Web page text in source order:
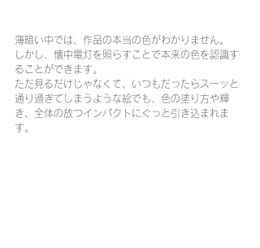
薄暗い中では、作品の本当の色がわかりません。
しかし、懐中電灯を照らすことで本来の色を認識す
ることができます。
ただ見るだけじゃなくて、いつもだったらスーッと
通り過ぎてしまうような絵でも、色の塗り方や輝
き、全体の放つインパクトにぐっと引き込まれま
す。